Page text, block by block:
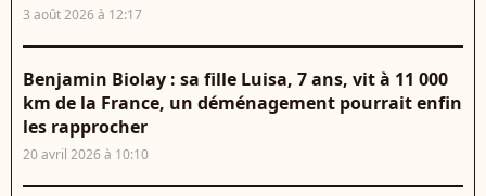
3 août 2026 à 12:17
Benjamin Biolay : sa fille Luisa, 7 ans, vit à 11 000
km de la France, un déménagement pourrait enfin
les rapprocher
20 avril 2026 à 10:10